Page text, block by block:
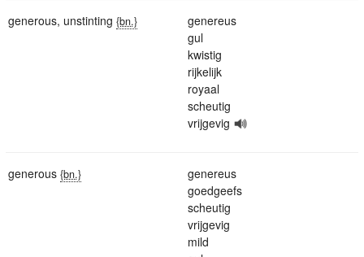
generous, unstinting {bn.}
genereus
gul
kwistig
rijkelijk
royaal
scheutig
vrijgevig
generous {bn.}
genereus
goedgeefs
scheutig
vrijgevig
mild